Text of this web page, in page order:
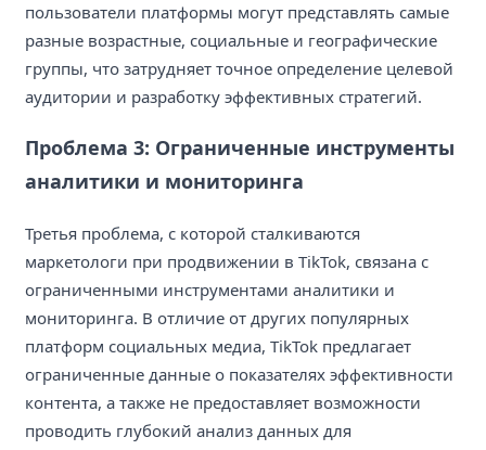
пользователи платформы могут представлять самые
разные возрастные, социальные и географические
группы, что затрудняет точное определение целевой
аудитории и разработку эффективных стратегий.
Проблема 3: Ограниченные инструменты
аналитики и мониторинга
Третья проблема, с которой сталкиваются
маркетологи при продвижении в TikTok, связана с
ограниченными инструментами аналитики и
мониторинга. В отличие от других популярных
платформ социальных медиа, TikTok предлагает
ограниченные данные о показателях эффективности
контента, а также не предоставляет возможности
проводить глубокий анализ данных для